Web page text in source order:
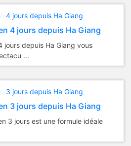
4 jours depuis Ha Giang
jours depuis Ha Giang vous
...
3 jours depuis Ha Giang
3 jours est une formule idéale